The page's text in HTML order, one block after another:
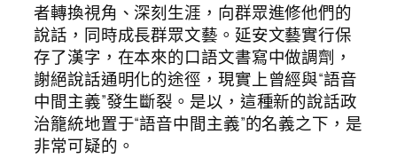
者轉換視角、深刻生涯，向群眾進修他們的
說話，同時成長群眾文藝。延安文藝實行保
存了漢字，在本來的口語文書寫中做調劑，
謝絕說話通明化的途徑，現實上曾經與“語音
中間主義”發生斷裂。是以，這種新的說話政
治籠統地置于“語音中間主義”的名義之下，是
非常可疑的。